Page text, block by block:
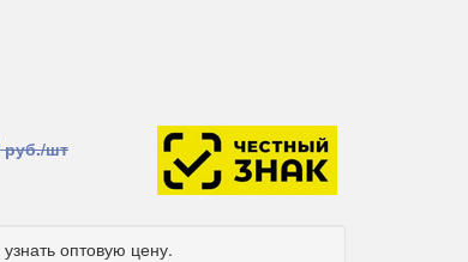
руб./шт
оптовую цену.